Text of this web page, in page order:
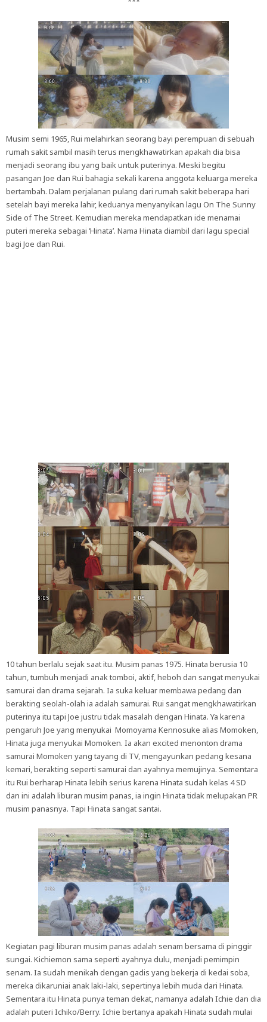
Musim semi 1965, Rui melahirkan seorang bayi perempuan di sebuah
rumah sakit sambil masih terus mengkhawatirkan apakah dia bisa
menjadi seorang ibu yang baik untuk puterinya. Meski begitu
pasangan Joe dan Rui bahagia sekali karena anggota keluarga mereka
bertambah. Dalam perjalanan pulang dari rumah sakit beberapa hari
setelah bayi mereka lahir, keduanya menyanyikan lagu On The Sunny
Side of The Street. Kemudian mereka mendapatkan ide menamai
puteri mereka sebagai ‘Hinata’. Nama Hinata diambil dari lagu special
bagi Joe dan Rui.
10 tahun berlalu sejak saat itu. Musim panas 1975. Hinata berusia 10
tahun, tumbuh menjadi anak tomboi, aktif, heboh dan sangat menyukai
samurai dan drama sejarah. Ia suka keluar membawa pedang dan
berakting seolah-olah ia adalah samurai. Rui sangat mengkhawatirkan
puterinya itu tapi Joe justru tidak masalah dengan Hinata. Ya karena
pengaruh Joe yang menyukai Momoyama Kennosuke alias Momoken,
Hinata juga menyukai Momoken. Ia akan excited menonton drama
samurai Momoken yang tayang di TV, mengayunkan pedang kesana
kemari, berakting seperti samurai dan ayahnya memujinya. Sementara
itu Rui berharap Hinata lebih serius karena Hinata sudah kelas 4 SD
dan ini adalah liburan musim panas, ia ingin Hinata tidak melupakan PR
musim panasnya. Tapi Hinata sangat santai.
Kegiatan pagi liburan musim panas adalah senam bersama di pinggir
sungai. Kichiemon sama seperti ayahnya dulu, menjadi pemimpin
senam. Ia sudah menikah dengan gadis yang bekerja di kedai soba,
mereka dikaruniai anak laki-laki, sepertinya lebih muda dari Hinata.
Sementara itu Hinata punya teman dekat, namanya adalah Ichie dan dia
adalah puteri Ichiko/Berry. Ichie bertanya apakah Hinata sudah mulai